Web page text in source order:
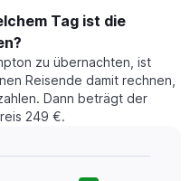
Tag ist die
zu übernachten, ist
Reisende damit rechnen,
Dann beträgt der
249 €.